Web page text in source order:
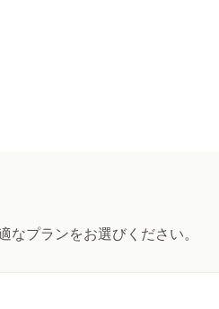
なプランをお選びください。